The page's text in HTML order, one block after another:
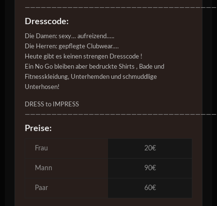
Dresscode:
Die Damen: sexy… aufreizend…..
Die Herren: gepflegte Clubwear….
Heute gibt es keinen strengen Dresscode !
Ein No Go bleiben aber bedruckte Shirts , Bade und
Fitnesskleidung, Unterhemden und schmuddlige
Unterhosen!
DRESS to IMPRESS
Preise:
Frau 20€
Mann 90€
Paar 60€